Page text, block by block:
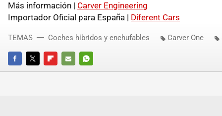
Más información | Carver Engineering
Importador Oficial para España | Diferent Cars
FACEBOOKTWITTERFLIPBOARD
E-
WHATSAPP
TEMAS Coches híbridos y enchufables Carver One